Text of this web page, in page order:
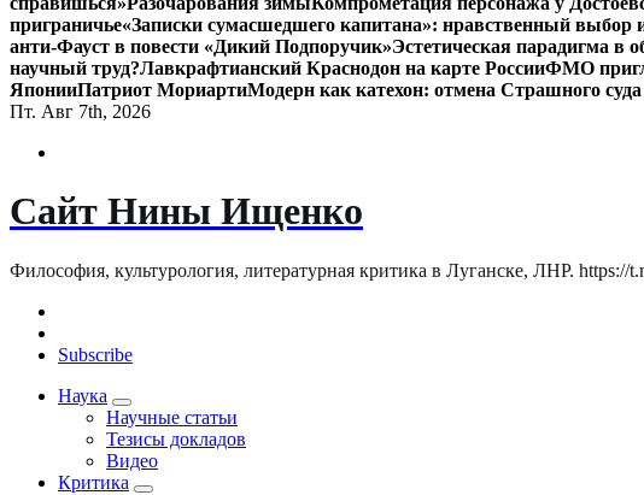
приграничье«Записки сумасшедшего капитана»: нравственный выбор
анти-Фауст в повести «Дикий Подпоручик»Эстетическая парадигма в
научный труд?Лавкрафтианский Краснодон на карте РоссииФМО
ЯпонииПатриот МориартиМодерн как катехон: отмена Страшного
Пт. Авг 7th, 2026
Сайт Нины Ищенко
Философия, культурология, литературная критика в Луганске, ЛНР. https://
Subscribe
Наука
Научные статьи
Тезисы докладов
Видео
Критика